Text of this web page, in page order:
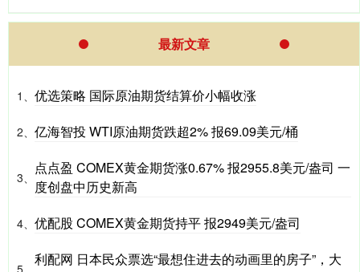
最新文章
1、 优选策略 国际原油期货结算价小幅收涨
2、 亿海智投 WTI原油期货跌超2% 报69.09美元/桶
3、
点点盈 COMEX黄金期货涨0.67% 报2955.8美元/盎司 一
度创盘中历史新高
4、 优配股 COMEX黄金期货持平 报2949美元/盎司
5、
利配网 日本民众票选“最想住进去的动画里的房子”，大